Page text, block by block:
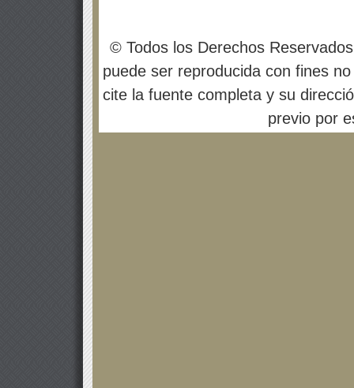
© Todos los Derechos
puede ser reproducida con fines
cite la fuente completa y su
previo por